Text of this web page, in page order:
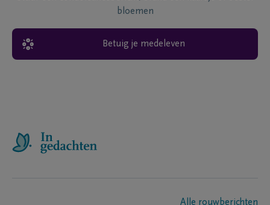
bloemen
Betuig je medeleven
Alle rouwberichten